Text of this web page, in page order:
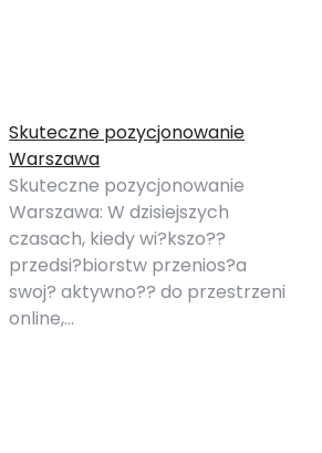
Skuteczne pozycjonowanie
Warszawa
Skuteczne pozycjonowanie
Warszawa: W dzisiejszych
czasach, kiedy wi?kszo??
przedsi?biorstw przenios?a
swoj? aktywno?? do przestrzeni
online,…